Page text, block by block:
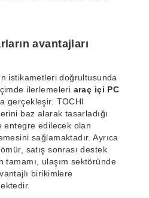
avantajları
istikametleri doğrultusunda
ilerlemeleri araç içi PC
gerçekleşir. TOCHI
baz alarak tasarladığı
entegre edilecek olan
sağlamaktadır. Ayrıca
satış sonrası destek
tamamı, ulaşım sektöründe
birikimlere